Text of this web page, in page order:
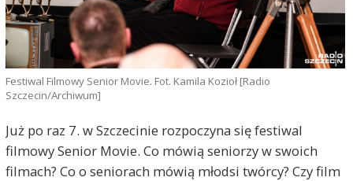
Festiwal Filmowy Senior Movie. Fot. Kamila Kozioł [Radio
Szczecin/Archiwum]
Już po raz 7. w Szczecinie rozpoczyna się festiwal
filmowy Senior Movie. Co mówią seniorzy w swoich
filmach? Co o seniorach mówią młodsi twórcy? Czy film